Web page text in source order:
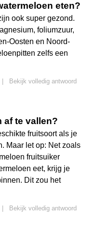
eten?
ook super gezond.
foliumzuur,
Oosten en Noord-
zelfs een
Bekijk volledig antwoord
af te vallen?
fruitsoort als je
Maar let op: Net zoals
fruitsuiker
eet, krijg je
Dit zou het
Bekijk volledig antwoord